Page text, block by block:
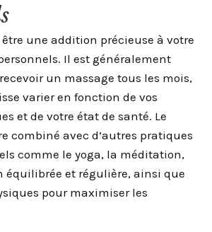
une addition précieuse à votre
Il est généralement
un massage tous les mois,
varier en fonction de vos
et de votre état de santé. Le
combiné avec d’autres pratiques
comme le yoga, la méditation,
et régulière, ainsi que
pour maximiser les